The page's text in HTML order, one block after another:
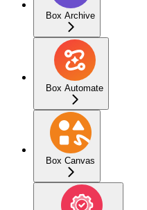
Box Archive
Box Automate
Box Canvas